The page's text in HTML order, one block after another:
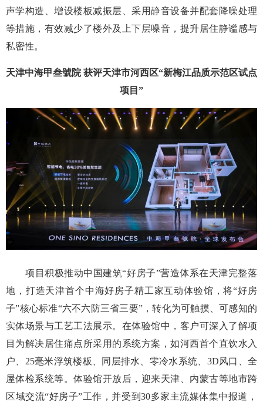
声学构造、增设楼板减振层、采用静音设备并配套降噪处理
等措施，有效减少了楼外及上下层噪音，提升居住静谧感与
私密性。
天津中海甲叁號院 获评天津市河西区“新梅江品质示范区试点
项目”
项目积极推动中国建筑“好房子”营造体系在天津完整落
地，打造天津首个中海好房子精工家互动体验馆，将“好房
子”核心标准“六不六防三省三要”，转化为可触摸、可感知的
实体场景与工艺工法展示。在体验馆中，客户可深入了解项
目为解决居住痛点所采用的系统方案，如河西首个直饮水入
户、25毫米浮筑楼板、同层排水、零冷水系统、3D风口、全
屋体检系统等。体验馆开放后，迎来天津、内蒙古等地市跨
区域交流“好房子”工作，并受到30多家主流媒体集中报道，